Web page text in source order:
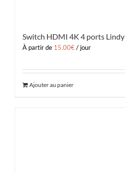
Switch HDMI 4K 4 ports Lindy
À partir de 15.00€/ jour
Ajouter au panier